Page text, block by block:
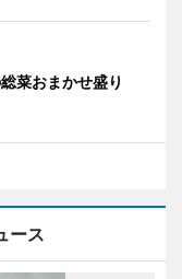
菜おまかせ盛り
ース